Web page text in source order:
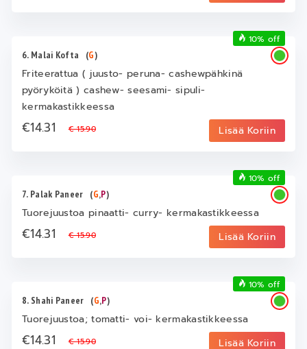
6. Malai Kofta (G)
Friteerattua ( juusto- peruna- cashewpähkinä
pyöryköitä ) cashew- seesami- sipuli-
kermakastikkeessa
€14.31€ 15.90 Lisää Koriin
10% off
7. Palak Paneer (G,P)
Tuorejuustoa pinaatti- curry- kermakastikkeessa
€14.31€ 15.90 Lisää Koriin
10% off
8. Shahi Paneer (G,P)
Tuorejuustoa; tomatti- voi- kermakastikkeessa
€14.31€ 15.90 Lisää Koriin
10% off